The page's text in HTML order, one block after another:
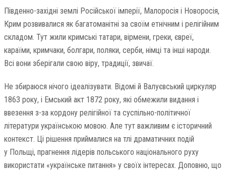
Південно-західні землі Російської імперії, Малоросія і Новоросія,
Крим розвивалися як багатоманітні за своїм етнічним і релігійним
складом. Тут жили кримські татари, вірмени, греки, євреї,
караїми, кримчаки, болгари, поляки, серби, німці та інші народи.
Всі вони зберігали свою віру, традиції, звичаї.
Не збираюся нічого ідеалізувати. Відомі й Валуєвський циркуляр
1863 року, і Емський акт 1872 року, які обмежили видання і
ввезення з-за кордону релігійної та суспільно-політичної
літератури українською мовою. Але тут важливим є історичний
контекст. Ці рішення приймалися на тлі драматичних подій
у Польщі, прагнення лідерів польського національного руху
використати «українське питання» у своїх інтересах. Доповню, що